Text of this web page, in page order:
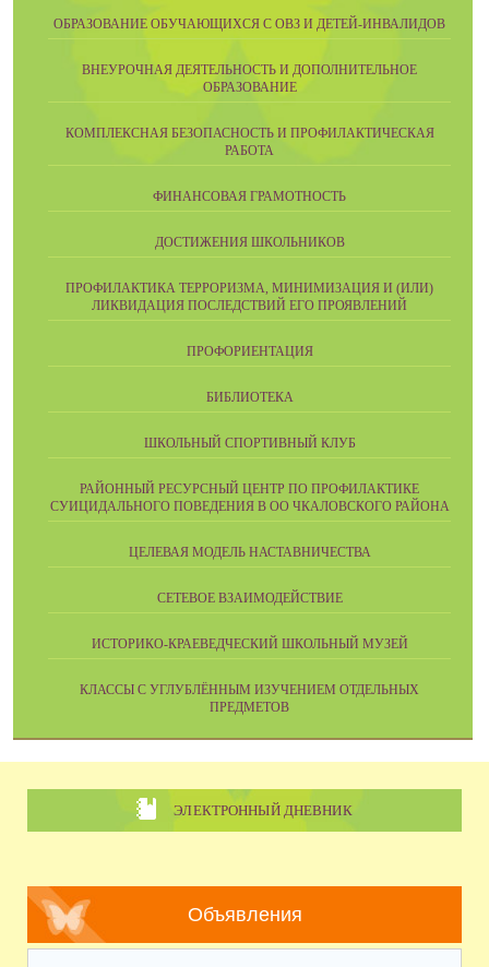
ОБРАЗОВАНИЕ ОБУЧАЮЩИХСЯ С ОВЗ И ДЕТЕЙ-ИНВАЛИДОВ
ВНЕУРОЧНАЯ ДЕЯТЕЛЬНОСТЬ И ДОПОЛНИТЕЛЬНОЕ
ОБРАЗОВАНИЕ
КОМПЛЕКСНАЯ БЕЗОПАСНОСТЬ И ПРОФИЛАКТИЧЕСКАЯ
РАБОТА
ФИНАНСОВАЯ ГРАМОТНОСТЬ
ДОСТИЖЕНИЯ ШКОЛЬНИКОВ
ПРОФИЛАКТИКА ТЕРРОРИЗМА, МИНИМИЗАЦИЯ И (ИЛИ)
ЛИКВИДАЦИЯ ПОСЛЕДСТВИЙ ЕГО ПРОЯВЛЕНИЙ
ПРОФОРИЕНТАЦИЯ
БИБЛИОТЕКА
ШКОЛЬНЫЙ СПОРТИВНЫЙ КЛУБ
РАЙОННЫЙ РЕСУРСНЫЙ ЦЕНТР ПО ПРОФИЛАКТИКЕ
СУИЦИДАЛЬНОГО ПОВЕДЕНИЯ В ОО ЧКАЛОВСКОГО РАЙОНА
ЦЕЛЕВАЯ МОДЕЛЬ НАСТАВНИЧЕСТВА
СЕТЕВОЕ ВЗАИМОДЕЙСТВИЕ
ИСТОРИКО-КРАЕВЕДЧЕСКИЙ ШКОЛЬНЫЙ МУЗЕЙ
КЛАССЫ С УГЛУБЛЁННЫМ ИЗУЧЕНИЕМ ОТДЕЛЬНЫХ
ПРЕДМЕТОВ
ЭЛЕКТРОННЫЙ ДНЕВНИК
Объявления